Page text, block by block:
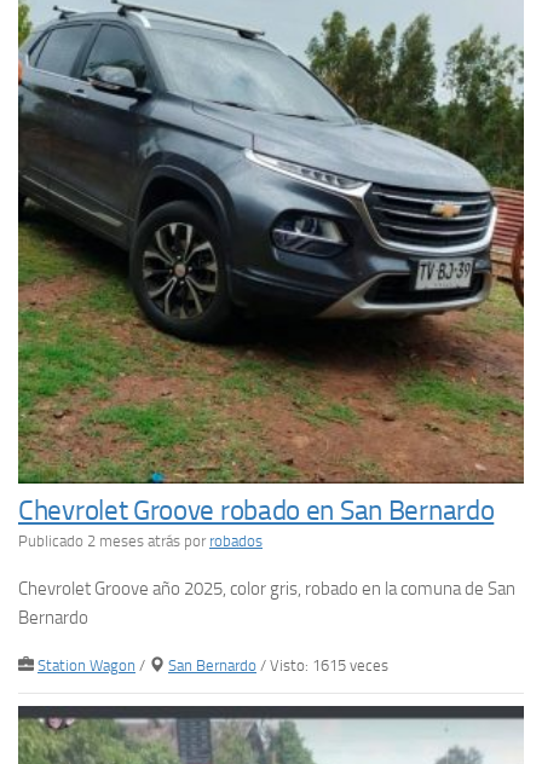
Chevrolet Groove robado en San Bernardo
Publicado 2 meses atrás por robados
Chevrolet Groove año 2025, color gris, robado en la comuna de San
Bernardo
Station Wagon / San Bernardo / Visto: 1615 veces